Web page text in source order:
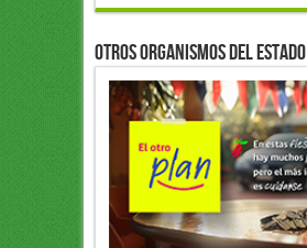
OTROS ORGANISMOS DEL ESTADO